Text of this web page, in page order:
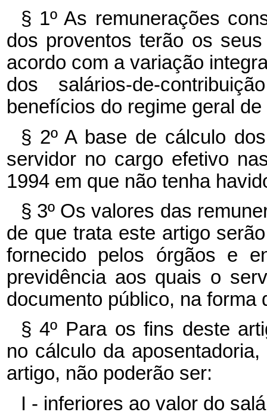
§ 1º As remunerações
dos proventos terão os
acordo com a variação
dos salários-de-
benefícios do regime geral
§ 2º A base de cálculo
servidor no cargo efetivo
1994 em que não tenha
§ 3º Os valores das
de que trata este artigo
fornecido pelos órgãos e
previdência aos quais o
documento público, na forma
§ 4º Para os fins deste
no cálculo da
artigo, não poderão ser:
I - inferiores ao valor do